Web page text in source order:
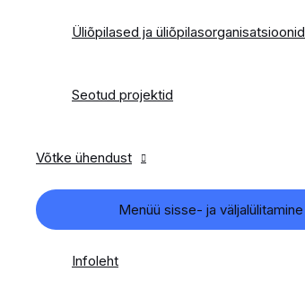
Üliõpilased ja üliõpilasorganisatsioonid
Seotud projektid
Võtke ühendust
Menüü sisse- ja väljalülitamine
Infoleht